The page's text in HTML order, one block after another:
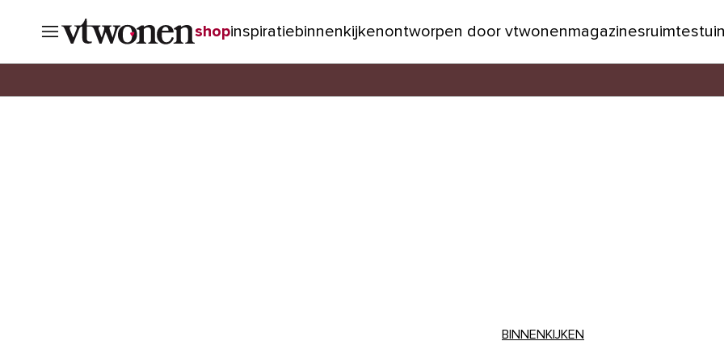
shopinspiratiebinnenkijkenontworpen door vtwonenmagazinesruimtestuin
BINNENKIJKEN